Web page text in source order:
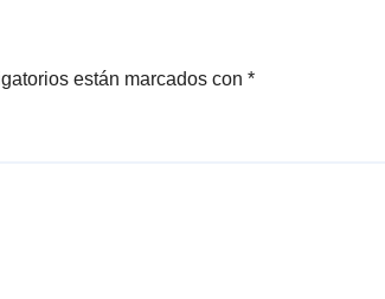
están marcados con *